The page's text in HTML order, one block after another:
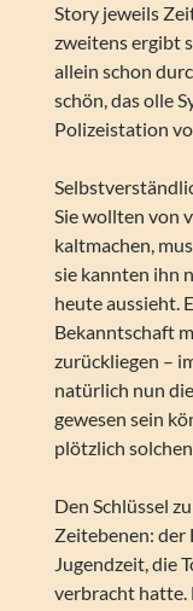
Story jeweils
zweitens ergibt
allein schon
schön, das olle
Polizeistation
Sie wollten von
kaltmachen,
sie kannten ihn
heute aussieht.
Bekanntschaft
zurückliegen –
natürlich nun
gewesen sein
plötzlich
Den Schlüssel
Zeitebenen: der
Jugendzeit, die
verbracht hatte.